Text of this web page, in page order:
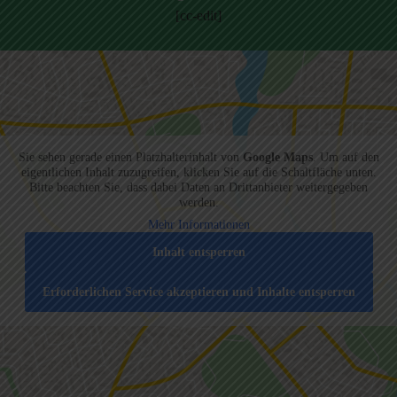
[cc-edit]
Sie sehen gerade einen Platzhalterinhalt von Google Maps. Um auf den
eigentlichen Inhalt zuzugreifen, klicken Sie auf die Schaltfläche unten.
Bitte beachten Sie, dass dabei Daten an Drittanbieter weitergegeben
werden.
Mehr Informationen
Inhalt entsperren
Erforderlichen Service akzeptieren und Inhalte entsperren